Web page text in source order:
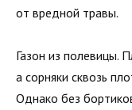
от вредной травы.
Газон из полевицы.
а сорняки сквозь
Однако без